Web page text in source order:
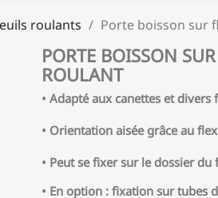
roulants Porte boisson sur
PORTE BOISSON
ROULANT
• Adapté aux canettes et
• Orientation aisée grâce au
• Peut se fixer sur le dossier
• En option : fixation sur tubes